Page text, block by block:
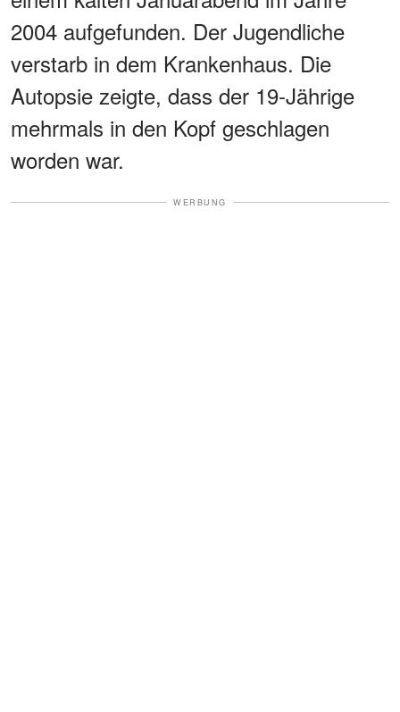
2004 aufgefunden. Der Jugendliche
verstarb in dem Krankenhaus. Die
Autopsie zeigte, dass der 19-Jährige
mehrmals in den Kopf geschlagen
worden war.
WERBUNG